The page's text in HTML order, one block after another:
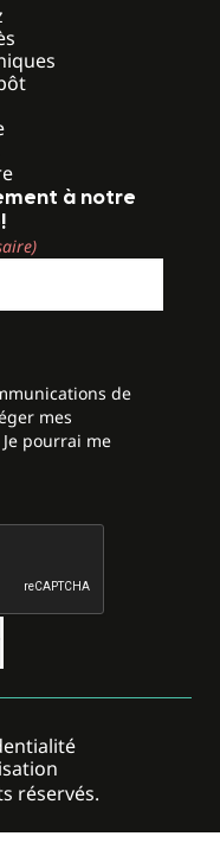
à notre
de
mes
pourrai me
réservés.